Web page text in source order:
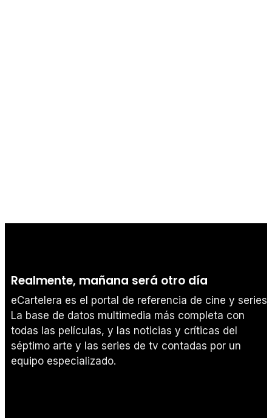
Realmente, mañana será otro día
eCartelera es el portal de referencia de cine y series.
La base de datos multimedia más completa con
todas las películas, y las noticias y críticas del
séptimo arte y las series de tv contadas por un
equipo especializado.